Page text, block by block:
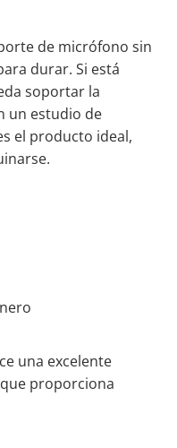
de micrófono sin
durar. Si está
soportar la
un estudio de
el producto ideal,
una excelente
proporciona